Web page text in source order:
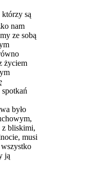
są
nam
ze sobą
życiem
było
z bliskimi,
musi
ją